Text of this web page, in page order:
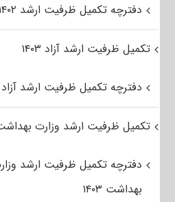
دفترچه تکمیل ظرفیت ارشد ۱۴۰۲
تکمیل ظرفیت ارشد آزاد ۱۴۰۳
دفترچه تکمیل ظرفیت ارشد آزاد ۱۴۰۲
تکمیل ظرفیت ارشد وزارت بهداشت
دفترچه تکمیل ظرفیت ارشد
بهداشت ۱۴۰۳